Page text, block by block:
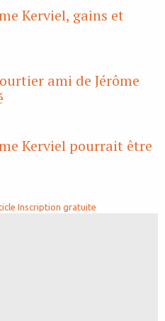
Kerviel, gains et
ami de Jérôme
Kerviel pourrait être
Inscription gratuite